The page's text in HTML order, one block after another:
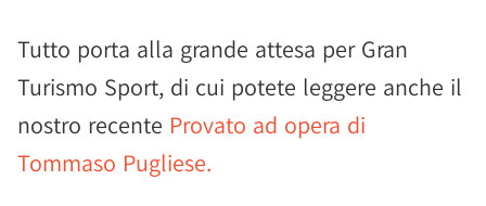
Tutto porta alla grande attesa per Gran
Turismo Sport, di cui potete leggere anche il
nostro recente Provato ad opera di
Tommaso Pugliese.